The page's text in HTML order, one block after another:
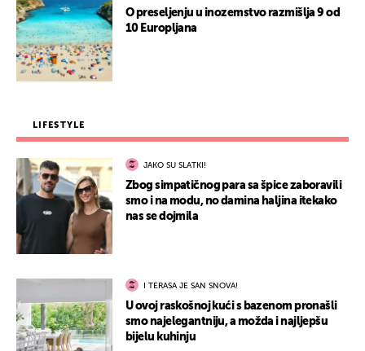
O preseljenju u inozemstvo razmišlja 9 od
10 Europljana
LIFESTYLE
JAKO SU SLATKI!
Zbog simpatičnog para sa špice zaboravili
smo i na modu, no damina haljina itekako
nas se dojmila
I TERASA JE SAN SNOVA!
U ovoj raskošnoj kući s bazenom pronašli
smo najelegantniju, a možda i najljepšu
bijelu kuhinju